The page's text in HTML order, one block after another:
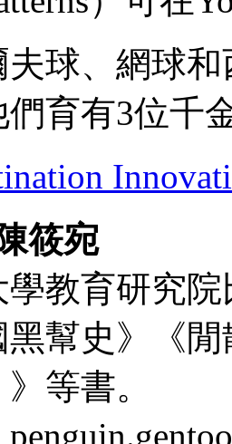
球、網球
育有3位千
筱宛
教育研究
幫史》《
等書。